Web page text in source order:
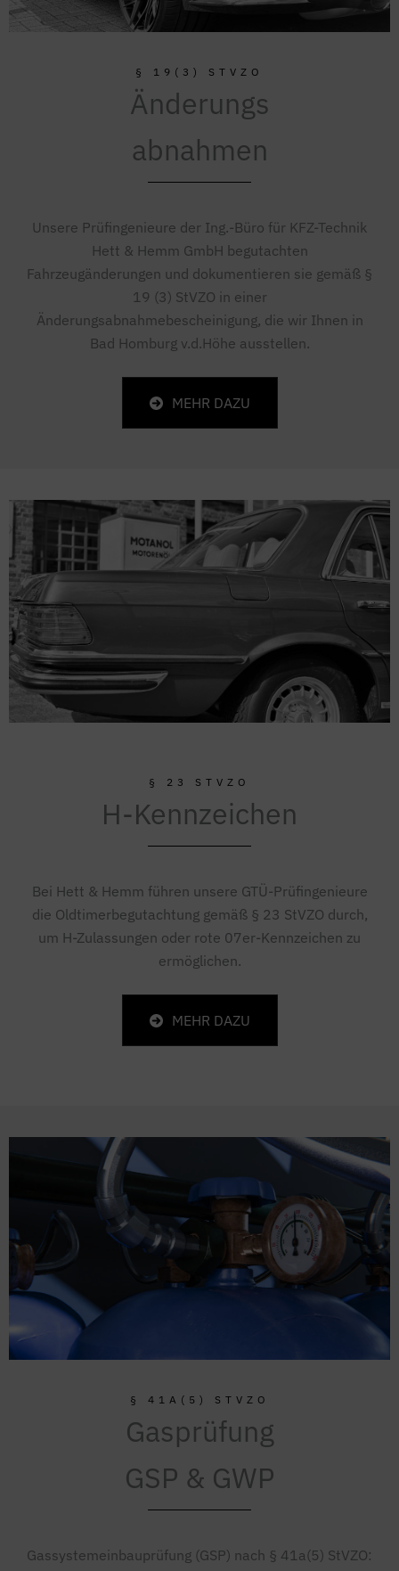
§ 19(3) STVZO
Änderungs
abnahmen
Unsere Prüfingenieure der Ing.-Büro für KFZ-Technik
Hett & Hemm GmbH begutachten
Fahrzeugänderungen und dokumentieren sie gemäß §
19 (3) StVZO in einer
Änderungsabnahmebescheinigung, die wir Ihnen in
Bad Homburg v.d.Höhe ausstellen.
MEHR DAZU
§ 23 STVZO
H-Kennzeichen
Bei Hett & Hemm führen unsere GTÜ-Prüfingenieure
die Oldtimerbegutachtung gemäß § 23 StVZO durch,
um H-Zulassungen oder rote 07er-Kennzeichen zu
ermöglichen.
MEHR DAZU
§ 41A(5) STVZO
Gasprüfung
GSP & GWP
Gassystemeinbauprüfung (GSP) nach § 41a(5) StVZO: